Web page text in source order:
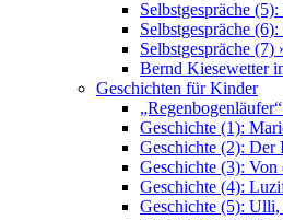
Selbstgespräche
Selbstgespräche
Selbstgespräche
Bernd Kiesewetter
Geschichten für Kinder
Geschichte (1):
Geschichte (2): Der
Geschichte (3):
Geschichte (4):
Geschichte (5): Ulli,